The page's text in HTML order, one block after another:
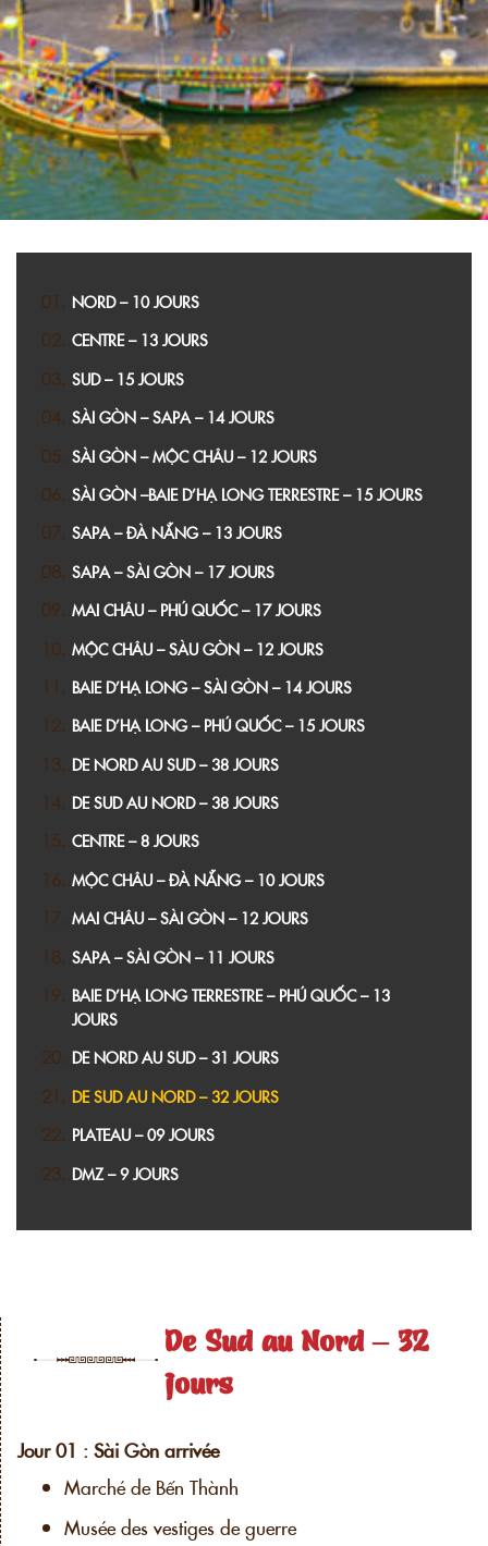
NORD – 10 JOURS
CENTRE – 13 JOURS
SUD – 15 JOURS
SÀI GÒN – SAPA – 14 JOURS
SÀI GÒN – MỘC CHÂU – 12 JOURS
SÀI GÒN –BAIE D’HẠ LONG TERRESTRE – 15 JOURS
SAPA – ĐÀ NẴNG – 13 JOURS
SAPA – SÀI GÒN – 17 JOURS
MAI CHÂU – PHÚ QUỐC – 17 JOURS
MỘC CHÂU – SÀU GÒN – 12 JOURS
BAIE D’HẠ LONG – SÀI GÒN – 14 JOURS
BAIE D’HẠ LONG – PHÚ QUỐC – 15 JOURS
DE NORD AU SUD – 38 JOURS
DE SUD AU NORD – 38 JOURS
CENTRE – 8 JOURS
MỘC CHÂU – ĐÀ NẴNG – 10 JOURS
MAI CHÂU – SÀI GÒN – 12 JOURS
SAPA – SÀI GÒN – 11 JOURS
BAIE D’HẠ LONG TERRESTRE – PHÚ QUỐC – 13
JOURS
DE NORD AU SUD – 31 JOURS
DE SUD AU NORD – 32 JOURS
PLATEAU – 09 JOURS
DMZ – 9 JOURS
De Sud au Nord – 32
jours
Jour 01 : Sài Gòn arrivée
Marché de Bến Thành
Musée des vestiges de guerre